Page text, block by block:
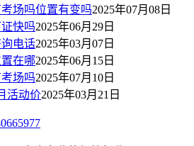
场吗位置有变吗2025年07月08日
快吗2025年06月29日
电话2025年03月07日
在哪2025年06月15日
场吗2025年07月10日
活动价2025年03月21日